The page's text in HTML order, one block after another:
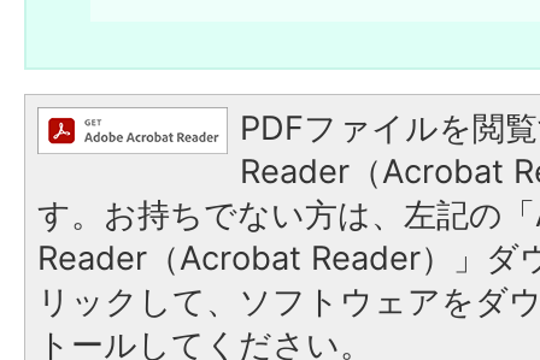
PDFファイルを閲
Reader（Acrobat
す。お持ちでない方は、左記の
Reader（Acrobat Reader）」ダ
リックして、ソフトウェアをダ
トールしてください。